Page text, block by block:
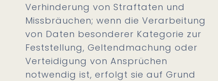
Verhinderung von Straftaten und
Missbräuchen; wenn die Verarbeitung
von Daten besonderer Kategorie zur
Feststellung, Geltendmachung oder
Verteidigung von Ansprüchen
notwendig ist, erfolgt sie auf Grund